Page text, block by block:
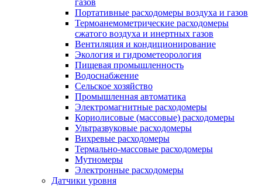
газов
Портативные расходомеры воздуха и газов
Термоанемометрические расходомеры
сжатого воздуха и инертных газов
Вентиляция и кондиционирование
Экология и гидрометеорология
Пищевая промышленность
Водоснабжение
Сельское хозяйство
Промышленная автоматика
Электромагнитные расходомеры
Кориолисовые (массовые) расходомеры
Ультразвуковые расходомеры
Вихревые расходомеры
Термально-массовые расходомеры
Мутномеры
Электронные расходомеры
Датчики уровня